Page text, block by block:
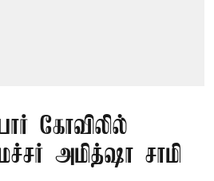
கோவிலில்
அமித்ஷா சாமி